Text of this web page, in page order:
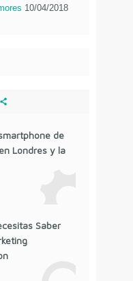
10/04/2018
de
Londres y la
Saber